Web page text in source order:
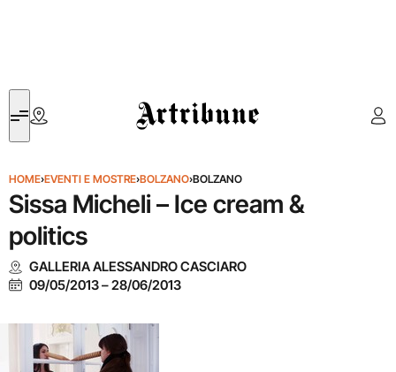
Artribune
HOME›EVENTI E MOSTRE›BOLZANO›BOLZANO
Sissa Micheli – Ice cream &
politics
GALLERIA ALESSANDRO CASCIARO
09/05/2013–28/06/2013